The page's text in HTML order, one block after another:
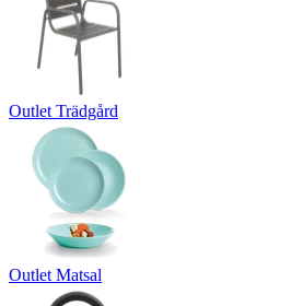
Outlet Trädgård
Outlet Matsal